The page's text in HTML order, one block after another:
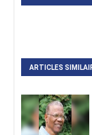
ARTICLES